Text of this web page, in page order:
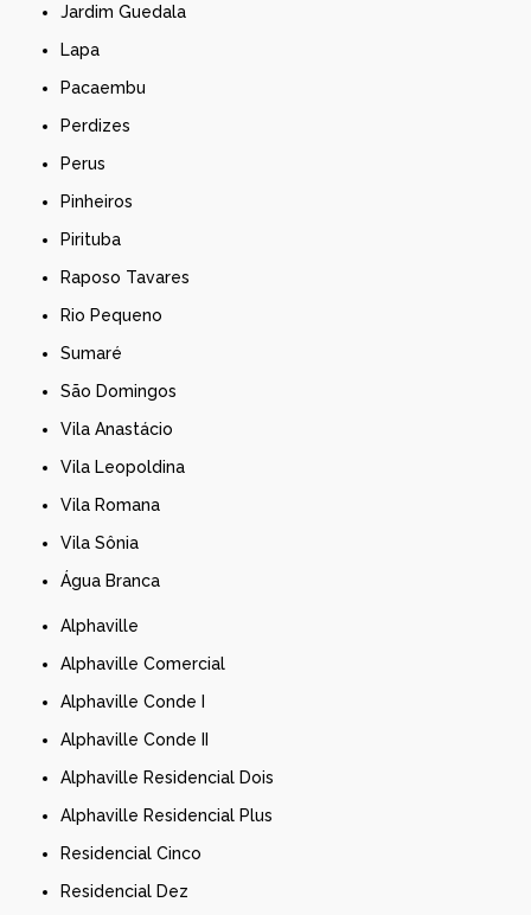
Jardim Guedala
Lapa
Pacaembu
Perdizes
Perus
Pinheiros
Pirituba
Raposo Tavares
Rio Pequeno
Sumaré
São Domingos
Vila Anastácio
Vila Leopoldina
Vila Romana
Vila Sônia
Água Branca
Alphaville
Alphaville Comercial
Alphaville Conde I
Alphaville Conde II
Alphaville Residencial Dois
Alphaville Residencial Plus
Residencial Cinco
Residencial Dez